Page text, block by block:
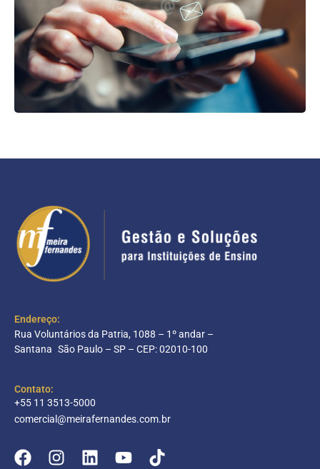
Endereço:
Rua Voluntários da Patria, 1088 – 1º andar –
Santana São Paulo – SP – CEP: 02010-100
Contato:
+55 11 3513-5000
comercial@meirafernandes.com.br